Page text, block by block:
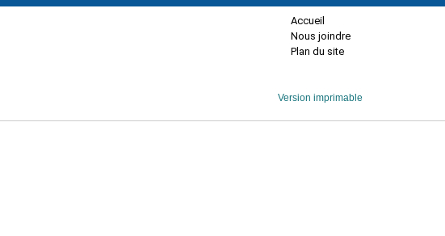
Accueil
Nous joindre
Plan du site
Version imprimable